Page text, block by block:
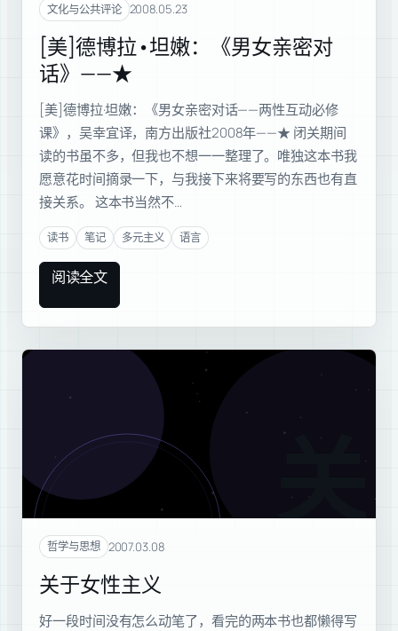
文化与公共评论 2008.05.23
[美]德博拉•坦嫩：《男女亲密对
话》——★
[美]德博拉·坦嫩：《男女亲密对话——两性互动必修
课》，吴幸宜译，南方出版社2008年——★ 闭关期间
读的书虽不多，但我也不想一一整理了。唯独这本书我
愿意花时间摘录一下，与我接下来将要写的东西也有直
接关系。 这本书当然不…
读书 笔记 多元主义 语言
阅读全文
关于
哲学与思想 2007.03.08
关于女性主义
好一段时间没有怎么动笔了，看完的两本书也都懒得写